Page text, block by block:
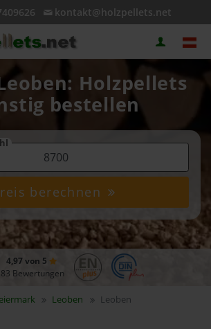
kontakt@holzpellets.net
Holzpellets
bestellen
berechnen
4,97 von 5
83 Bewertungen
Leoben
Leoben